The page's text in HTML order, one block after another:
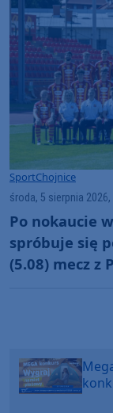
SportChojnice
środa, 5 sierpnia 2026,
Po nokaucie
spróbuje się
(5.08) mecz z